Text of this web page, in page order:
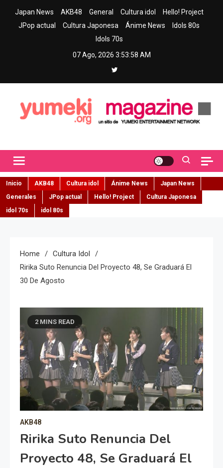
Japan News AKB48 General Cultura idol
Hello! Project
JPop actual
Cultura Japonesa Ánime News
Idols 80s
Idols 70s
07 Ago, 2026 3:53:59 AM
Inicio AKB48 Cultura idol Ánime News
Japan News
Generales
JPop actual Hello! Project
Cultura Japonesa
idol 70s
idol 80s
Home
Cultura Idol
Ririka Suto Renuncia Del Proyecto 48, Se Graduará El
30 De Agosto
2 MINS READ
AKB48
Ririka Suto Renuncia Del
Proyecto 48, Se Graduará El